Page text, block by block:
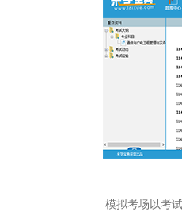
模拟考场以考